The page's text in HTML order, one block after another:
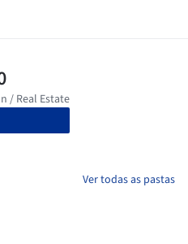
Ver todas as pastas